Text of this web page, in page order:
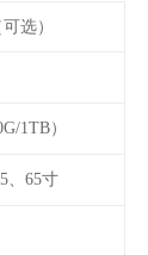
选）
1TB）
、65寸